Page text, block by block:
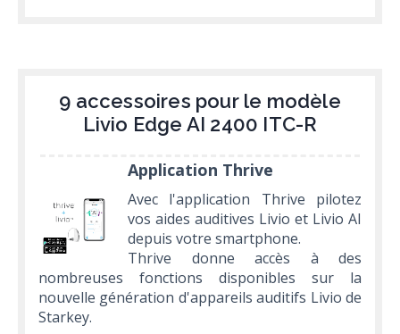
9 accessoires pour le modèle
Livio Edge AI 2400 ITC-R
Application Thrive
Avec l'application Thrive pilotez
vos aides auditives Livio et Livio AI
depuis votre smartphone.
Thrive donne accès à des
nombreuses fonctions disponibles sur la
nouvelle génération d'appareils auditifs Livio de
Starkey.